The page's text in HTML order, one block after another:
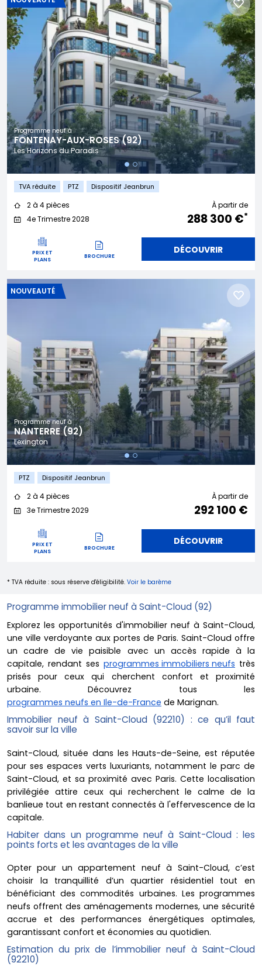
Programme neuf à
FONTENAY-AUX-ROSES (92)
Les Horizons du Paradis
TVA réduite PTZ Dispositif Jeanbrun
2 à 4 pièces
4e Trimestre 2028
À partir de
288 300 €*
PRIX ET
PLANS
BROCHURE
DÉCOUVRIR
Programme neuf à
NANTERRE (92)
Lexington
NOUVEAUTÉ
PTZ Dispositif Jeanbrun
2 à 4 pièces
3e Trimestre 2029
À partir de
292 100 €
PRIX ET
PLANS
BROCHURE
DÉCOUVRIR
* TVA réduite : sous réserve d'éligibilité. Voir le barème
Programme immobilier neuf à Saint-Cloud (92)
Explorez les opportunités d'immobilier neuf à Saint-Cloud,
une ville verdoyante aux portes de Paris. Saint-Cloud offre
un cadre de vie paisible avec un accès rapide à la
capitale, rendant ses programmes immobiliers neufs très
prisés pour ceux qui cherchent confort et proximité
urbaine. Découvrez tous les
programmes neufs en Ile-de-France de Marignan.
Immobilier neuf à Saint-Cloud (92210) : ce qu’il faut
savoir sur la ville
Saint-Cloud, située dans les Hauts-de-Seine, est réputée
pour ses espaces verts luxuriants, notamment le parc de
Saint-Cloud, et sa proximité avec Paris. Cette localisation
privilégiée attire ceux qui recherchent le calme de la
banlieue tout en restant connectés à l'effervescence de la
capitale.
Habiter dans un programme neuf à Saint-Cloud : les
points forts et les avantages de la ville
Opter pour un appartement neuf à Saint-Cloud, c’est
choisir la tranquillité d’un quartier résidentiel tout en
bénéficiant des commodités urbaines. Les programmes
neufs offrent des aménagements modernes, une sécurité
accrue et des performances énergétiques optimales,
garantissant confort et économies au quotidien.
Estimation du prix de l’immobilier neuf à Saint-Cloud
(92210)